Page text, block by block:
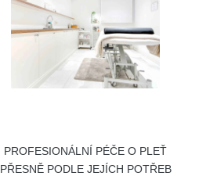
PROFESIONÁLNÍ PÉČE O PLEŤ
PŘESNĚ PODLE JEJÍCH POTŘEB